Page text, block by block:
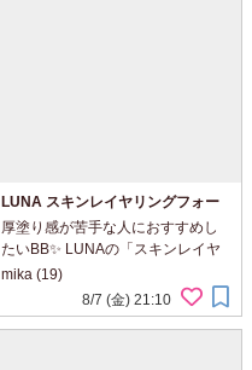
LUNA スキンレイヤリングフォー
ミュラBB
厚塗り感が苦手な人におすすめし
たいBB✨ LUNAの「スキンレイヤ
リングフォーミュラBB」を使って
みました💕 テクスチャーは、まる
で保湿クリームみたいにしっとり
mika (19)
8/7 (金) 21:10